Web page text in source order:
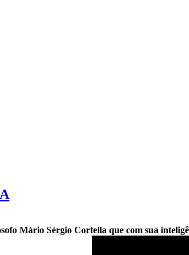
Mário Sérgio Cortella que com sua